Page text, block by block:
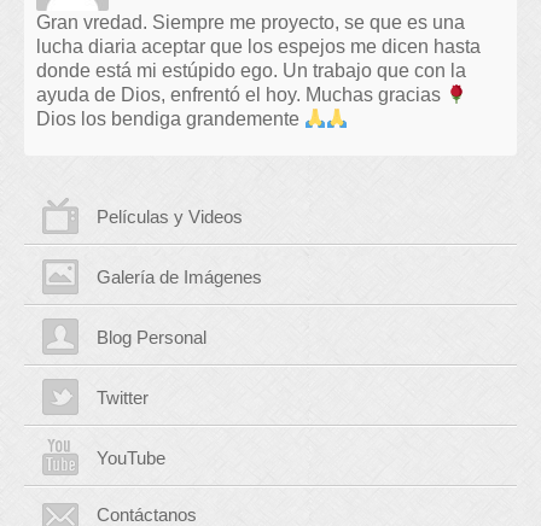
Gran vredad. Siempre me proyecto, se que es una
lucha diaria aceptar que los espejos me dicen hasta
donde está mi estúpido ego. Un trabajo que con la
ayuda de Dios, enfrentó el hoy. Muchas gracias
Dios los bendiga grandemente
Películas y Videos
Galería de Imágenes
Blog Personal
Twitter
YouTube
Contáctanos